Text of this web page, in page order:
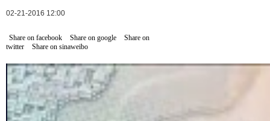
02-21-2016 12:00
Share on facebook Share on google
Share on
twitter
Share on sinaweibo